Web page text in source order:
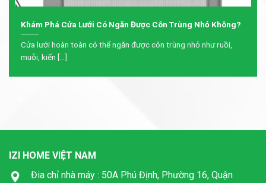
Khám Phá Cửa Lưới Có Ngăn Được Côn Trùng Nhỏ Không?
Cửa lưới hoàn toàn có thể ngăn được côn trùng nhỏ như ruồi,
muỗi, kiến [...]
IZI HOME VIỆT NAM
Đia chỉ nhà máy : 50A Phú Định, Phường 16, Quận